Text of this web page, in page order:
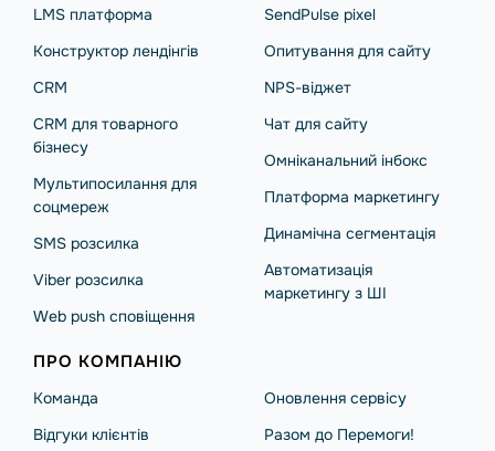
LMS платформа
Конструктор лендінгів
CRM
CRM для товарного
бізнесу
Мультипосилання для
соцмереж
SMS розсилка
Viber розсилка
Web push сповіщення
SendPulse pixel
Опитування для сайту
NPS-віджет
Чат для сайту
Омніканальний інбокс
Платформа маркетингу
Динамічна сегментація
Автоматизація
маркетингу з ШІ
ПРО КОМПАНІЮ
Команда
Відгуки клієнтів
Оновлення сервісу
Разом до Перемоги!